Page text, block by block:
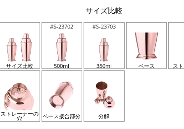
サイズ比較
サイズ比較
#S-23702
500ml
#S-23703
350ml ベース ス
ストレーナーの
穴 ベース接合部分 分解